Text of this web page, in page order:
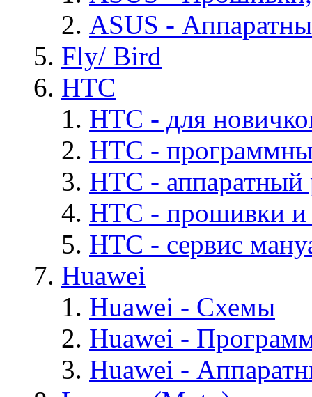
ASUS -
Fly/ Bird
HTC
HTC - для
HTC -
HTC - аппаратный
HTC - прошивки
HTC - cервис
Huawei
Huawei - Cхемы
Huawei -
Huawei -